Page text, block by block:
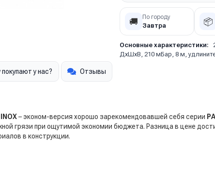
🚚 По городу
Завтра 📦
Основные характеристики:
ДхШхВ, 210 мБар, 8 м,
у нас? Отзывы
– эконом-версия хорошо зарекомендовавшей себя серии
грязи при ощутимой экономии бюджета. Разница в цене
в конструкции.